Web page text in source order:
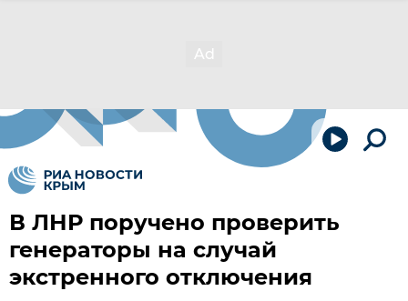
В ЛНР поручено проверить
генераторы на случай
экстренного отключения